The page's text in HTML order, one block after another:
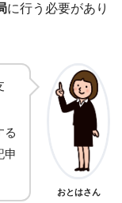
に行う必要があり
る
申
おとはさん